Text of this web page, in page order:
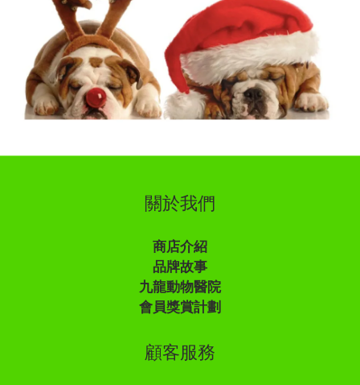
關於我們
商店介紹
品牌故事
九龍動物醫院
會員獎賞計劃
顧客服務